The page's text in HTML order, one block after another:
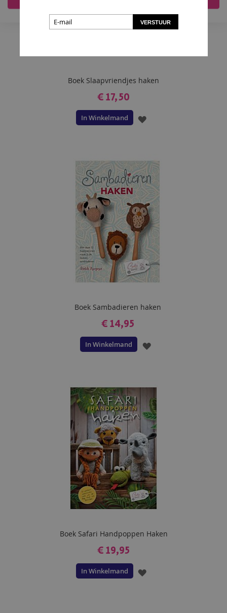
Boek Slaapvriendjes haken
€ 17,50
In Winkelmand
VOEG
VERLANGLIJST
Boek Sambadieren haken
€ 14,95
In Winkelmand
VOEG
VERLANGLIJST
Boek Safari Handpoppen Haken
€ 19,95
In Winkelmand
VOEG
VERSTUUR